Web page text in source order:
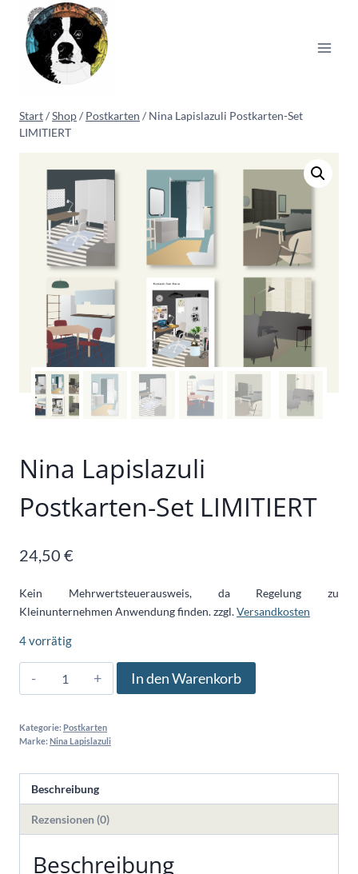
Inhalt
springen
Start/Shop/ Postkarten / Nina Lapislazuli Postkarten-Set
LIMITIERT
Nina Lapislazuli
Postkarten-Set LIMITIERT
24,50 €
Kein Mehrwertsteuerausweis, da Regelung zu
Kleinunternehmen Anwendung finden.zzgl.Versandkosten
4 vorrätig
Nina
Lapislazuli
Set
Menge
In den Warenkorb
Kategorie: Postkarten
Marke: Nina Lapislazuli
Beschreibung
Rezensionen (0)
Beschreibung